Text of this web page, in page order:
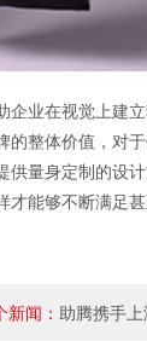
企业在视觉上建
的整体价值，对
供量身定制的设
能够不断满足甚
新闻： 助腾携手